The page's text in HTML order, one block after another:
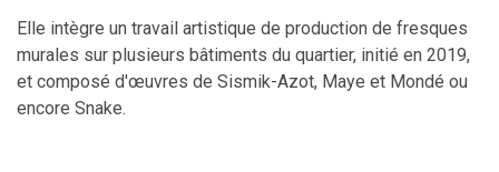
Elle intègre un travail artistique de production de fresques
murales sur plusieurs bâtiments du quartier, initié en 2019,
et composé d'œuvres de Sismik-Azot, Maye et Mondé ou
encore Snake.